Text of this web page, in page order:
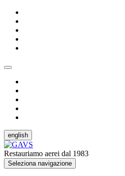
english
Restauriamo aerei dal 1983
Seleziona navigazione